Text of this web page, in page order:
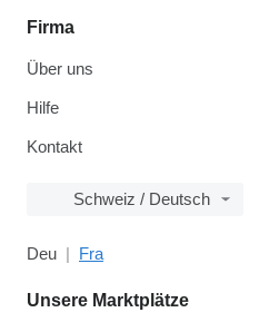
Firma
Über uns
Hilfe
Kontakt
Schweiz / Deutsch
Deu Fra
Unsere Marktplätze